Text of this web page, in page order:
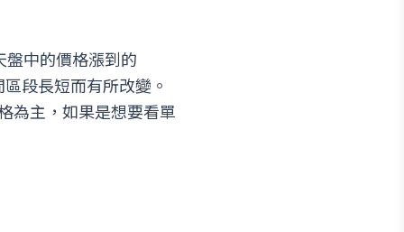
中的價格漲到的
段長短而有所改變。
為主，如果是想要看單